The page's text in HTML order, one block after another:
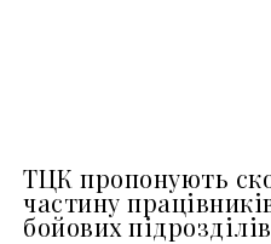
ТЦК пропонують
частину
бойових